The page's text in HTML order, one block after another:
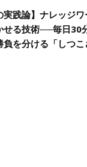
実践論】ナレッジワ
せる技術──毎日30
を分ける「しつこ